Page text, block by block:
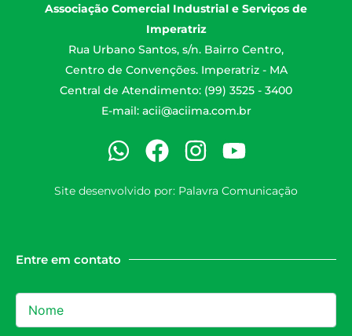
Associação Comercial Industrial e Serviços de
Imperatriz
Rua Urbano Santos, s/n. Bairro Centro,
Centro de Convenções. Imperatriz - MA
Central de Atendimento: (99) 3525 - 3400
E-mail: acii@aciima.com.br
Site desenvolvido por: Palavra Comunicação
Entre em contato